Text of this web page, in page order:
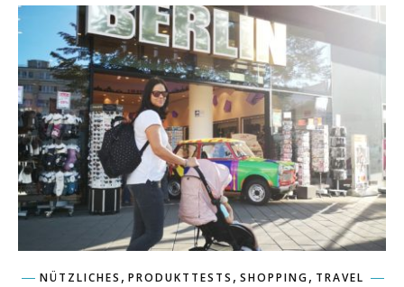
NÜTZLICHES , PRODUKTTESTS , SHOPPING, TRAVEL